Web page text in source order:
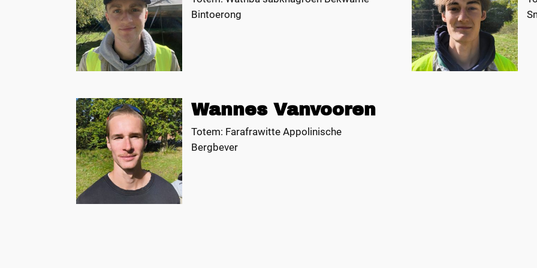
Bintoerong
Wannes Vanvooren
Totem: Farafrawitte Appolinische
Bergbever